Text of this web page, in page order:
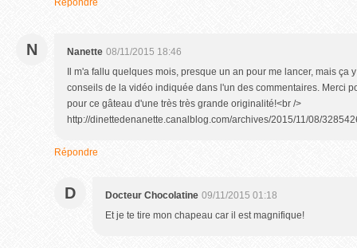
Répondre
N Nanette 08/11/2015 18:46
Il m'a fallu quelques mois, presque un an pour me lancer, mais ça
conseils de la vidéo indiquée dans l'un des commentaires. Merci
pour ce gâteau d'une très très grande originalité!<br />
http://dinettedenanette.canalblog.com/archives/2015/11/08/
Répondre
D Docteur Chocolatine 09/11/2015 01:18
Et je te tire mon chapeau car il est magnifique!